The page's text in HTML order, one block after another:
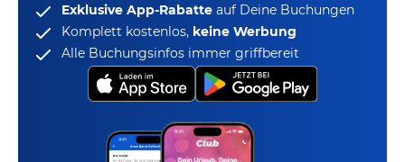
Exklusive App-Rabatte auf Deine Buchungen
Komplett kostenlos, keine Werbung
Alle Buchungsinfos immer griffbereit